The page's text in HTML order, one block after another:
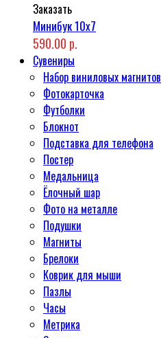
Заказать
Минибук 10х7
590.00 р.
Сувениры
Набор виниловых магнитов
Фотокарточка
Футболки
Блокнот
Подставка для телефона
Постер
Медальница
Ёлочный шар
Фото на металле
Подушки
Магниты
Брелоки
Коврик для мыши
Пазлы
Часы
Метрика